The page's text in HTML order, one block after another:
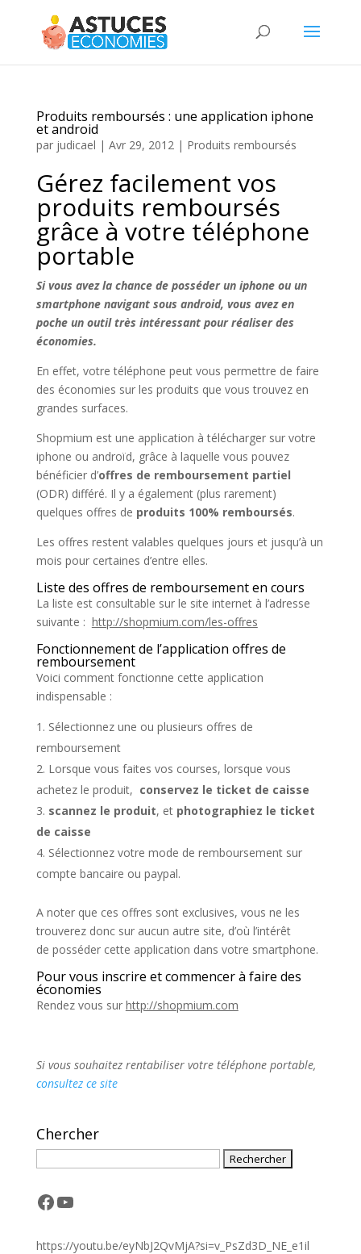
Produits remboursés : une application iphone
et android
par judicael | Avr 29, 2012| Produits remboursés
Gérez facilement vos
produits remboursés
grâce à votre téléphone
portable
Si vous avez la chance de posséder un iphone ou un
smartphone navigant sous android, vous avez en
poche un outil très intéressant pour réaliser des
économies.
En effet, votre téléphone peut vous permettre de faire
des économies sur les produits que vous trouvez en
grandes surfaces.
Shopmium est une application à télécharger sur votre
iphone ou androïd, grâce à laquelle vous pouvez
bénéficier d’offres de remboursement partiel
(ODR) différé. Il y a également (plus rarement)
quelques offres de produits 100% remboursés.
Les offres restent valables quelques jours et jusqu’à un
mois pour certaines d’entre elles.
Liste des offres de remboursement en cours
La liste est consultable sur le site internet à l’adresse
suivante : http://shopmium.com/les-offres
Fonctionnement de l’application offres de
remboursement
Voici comment fonctionne cette application
indispensable :
Sélectionnez une ou plusieurs offres de
remboursement
Lorsque vous faites vos courses, lorsque vous
achetez le produit, conservez le ticket de caisse
scannez le produit, et photographiez le ticket
de caisse
Sélectionnez votre mode de remboursement sur
compte bancaire ou paypal.
A noter que ces offres sont exclusives, vous ne les
trouverez donc sur aucun autre site, d’où l’intérêt
de posséder cette application dans votre smartphone.
Pour vous inscrire et commencer à faire des
économies
Rendez vous sur http://shopmium.com
Si vous souhaitez rentabiliser votre téléphone portable,
consultez ce site
Chercher
Facebook
YouTube
https://youtu.be/eyNbJ2QvMjA?si=v_PsZd3D_NE_e1il